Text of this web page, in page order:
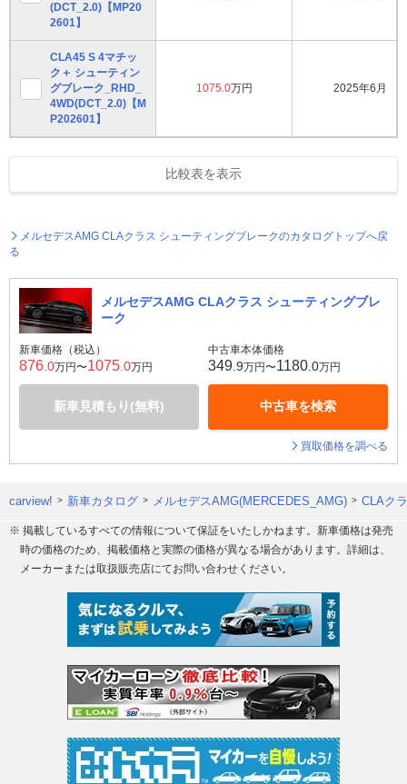
(DCT_2.0)【MP20
2601】
CLA45 S 4マチッ
ク＋ シューティン
グブレーク_RHD_
4WD(DCT_2.0)【M
P202601】
1075.0万円 2025年6月
比較表を表示
メルセデスAMG CLAクラス シューティングブレークのカタログトップへ戻
る
メルセデスAMG CLAクラス シューティングブレ
ーク
新車価格（税込）
876 .0万円〜1075 .0万円
新車見積もり(無料)
中古車本体価格
349 .9万円〜1180 .0万円
中古車を検索
買取価格を調べる
carview! 新車カタログ メルセデスAMG(MERCEDES_AMG) CLAク
※ 掲載しているすべての情報について保証をいたしかねます。新車価格は発売
時の価格のため、掲載価格と実際の価格が異なる場合があります。詳細は、
メーカーまたは取扱販売店にてお問い合わせください。